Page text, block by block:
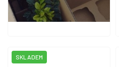
SKLADEM